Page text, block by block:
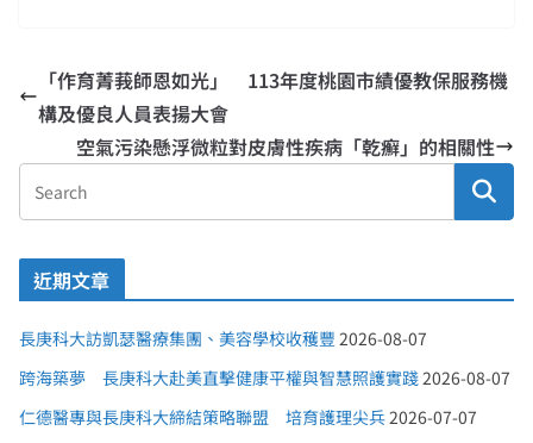
「作育菁莪師恩如光」 113年度桃園市績優教保服務機
構及優良人員表揚大會
空氣污染懸浮微粒對皮膚性疾病「乾癬」的相關性
近期文章
長庚科大訪凱瑟醫療集團、美容學校收穫豐 2026-08-07
跨海築夢 長庚科大赴美直擊健康平權與智慧照護實踐2026-08-07
仁德醫專與長庚科大締結策略聯盟 培育護理尖兵2026-07-07